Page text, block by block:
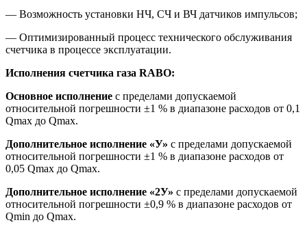
— Возможность установки НЧ, СЧ и ВЧ датчиков импульсов;
— Оптимизированный процесс технического обслуживания
счетчика в процессе эксплуатации.
Исполнения счетчика газа RABO:
Основное исполнение с пределами допускаемой
относительной погрешности ±1 % в диапазоне расходов от 0,1
Qmax до Qmax.
Дополнительное исполнение «У» с пределами допускаемой
относительной погрешности ±1 % в диапазоне расходов от
0,05 Qmax до Qmax.
Дополнительное исполнение «2У» с пределами допускаемой
относительной погрешности ±0,9 % в диапазоне расходов от
Qmin до Qmax.